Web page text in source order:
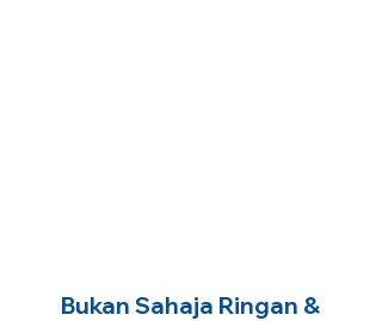
Bukan Sahaja Ringan &